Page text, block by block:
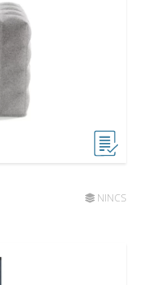
NINCS